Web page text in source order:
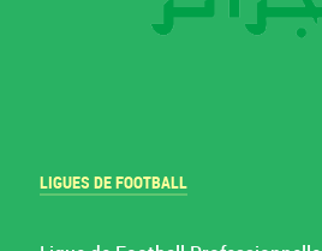
LIGUES DE FOOTBALL